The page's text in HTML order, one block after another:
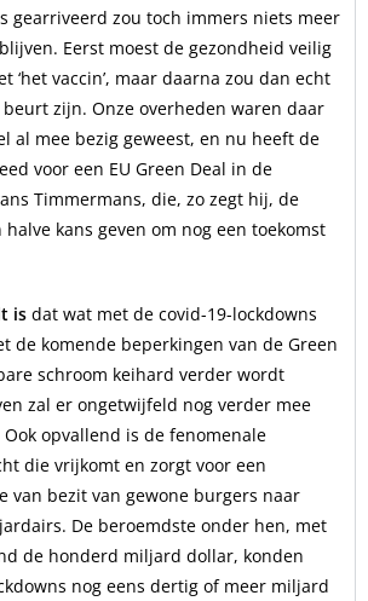
gearriveerd zou toch immers niets meer
Eerst moest de gezondheid veilig
‘het vaccin’, maar daarna zou dan echt
zijn. Onze overheden waren daar
al mee bezig geweest, en nu heeft de
voor een EU Green Deal in de
Timmermans, die, zo zegt hij, de
kans geven om nog een toekomst
is dat wat met de covid-19-lockdowns
de komende beperkingen van de Green
schroom keihard verder wordt
zal er ongetwijfeld nog verder mee
opvallend is de fenomenale
die vrijkomt en zorgt voor een
van bezit van gewone burgers naar
De beroemdste onder hen, met
de honderd miljard dollar, konden
nog eens dertig of meer miljard